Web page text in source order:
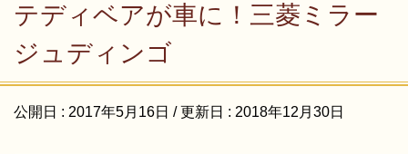
テディベアが車に！三菱ミラー
ジュディンゴ
公開日 : 2017年5月16日 / 更新日 : 2018年12月30日